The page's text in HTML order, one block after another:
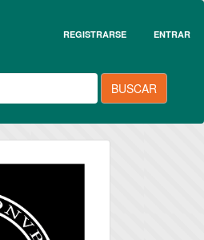
REGISTRARSE ENTRAR
BUSCAR